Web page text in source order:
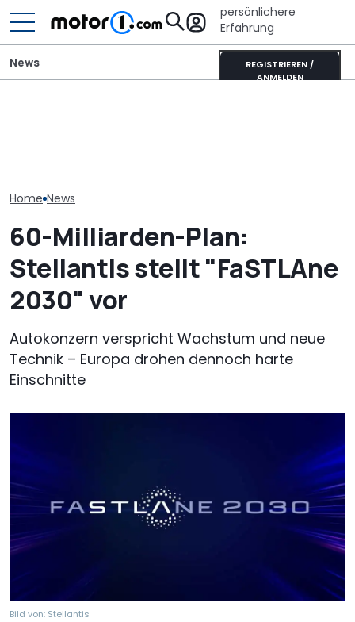
persönlichere
Erfahrung
REGISTRIEREN /
ANMELDEN
News
Home News
60-Milliarden-Plan:
Stellantis stellt "FaSTLAne
2030" vor
Autokonzern verspricht Wachstum und neue
Technik – Europa drohen dennoch harte
Einschnitte
Bild von: Stellantis